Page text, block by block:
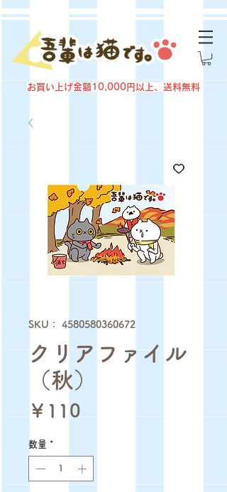
お買い上げ金額10,000円以上、送料無料
SKU： 4580580360672
クリアファイル
（秋）
￥110
数量 *